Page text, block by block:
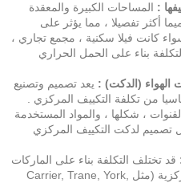
: المساحات الكبيرة والمعقدة
أكثر تفصيلا ، مما يؤثر على
كانت فيلا سكنية ، مجمع تجاري ،
بناء على الحمل الحراري
الهواء (الدكت) : يعد تصميم وتصنيع
من تكلفة التكييف المركزي .
، شكلها ، والمواد المستخدمة
تصميم لدكت التكييف المركزي
قد تختلف التكلفة بناء على الماركات
المختارة لوحدات التكييف المركزية (مثل Carrier, Trane, York,